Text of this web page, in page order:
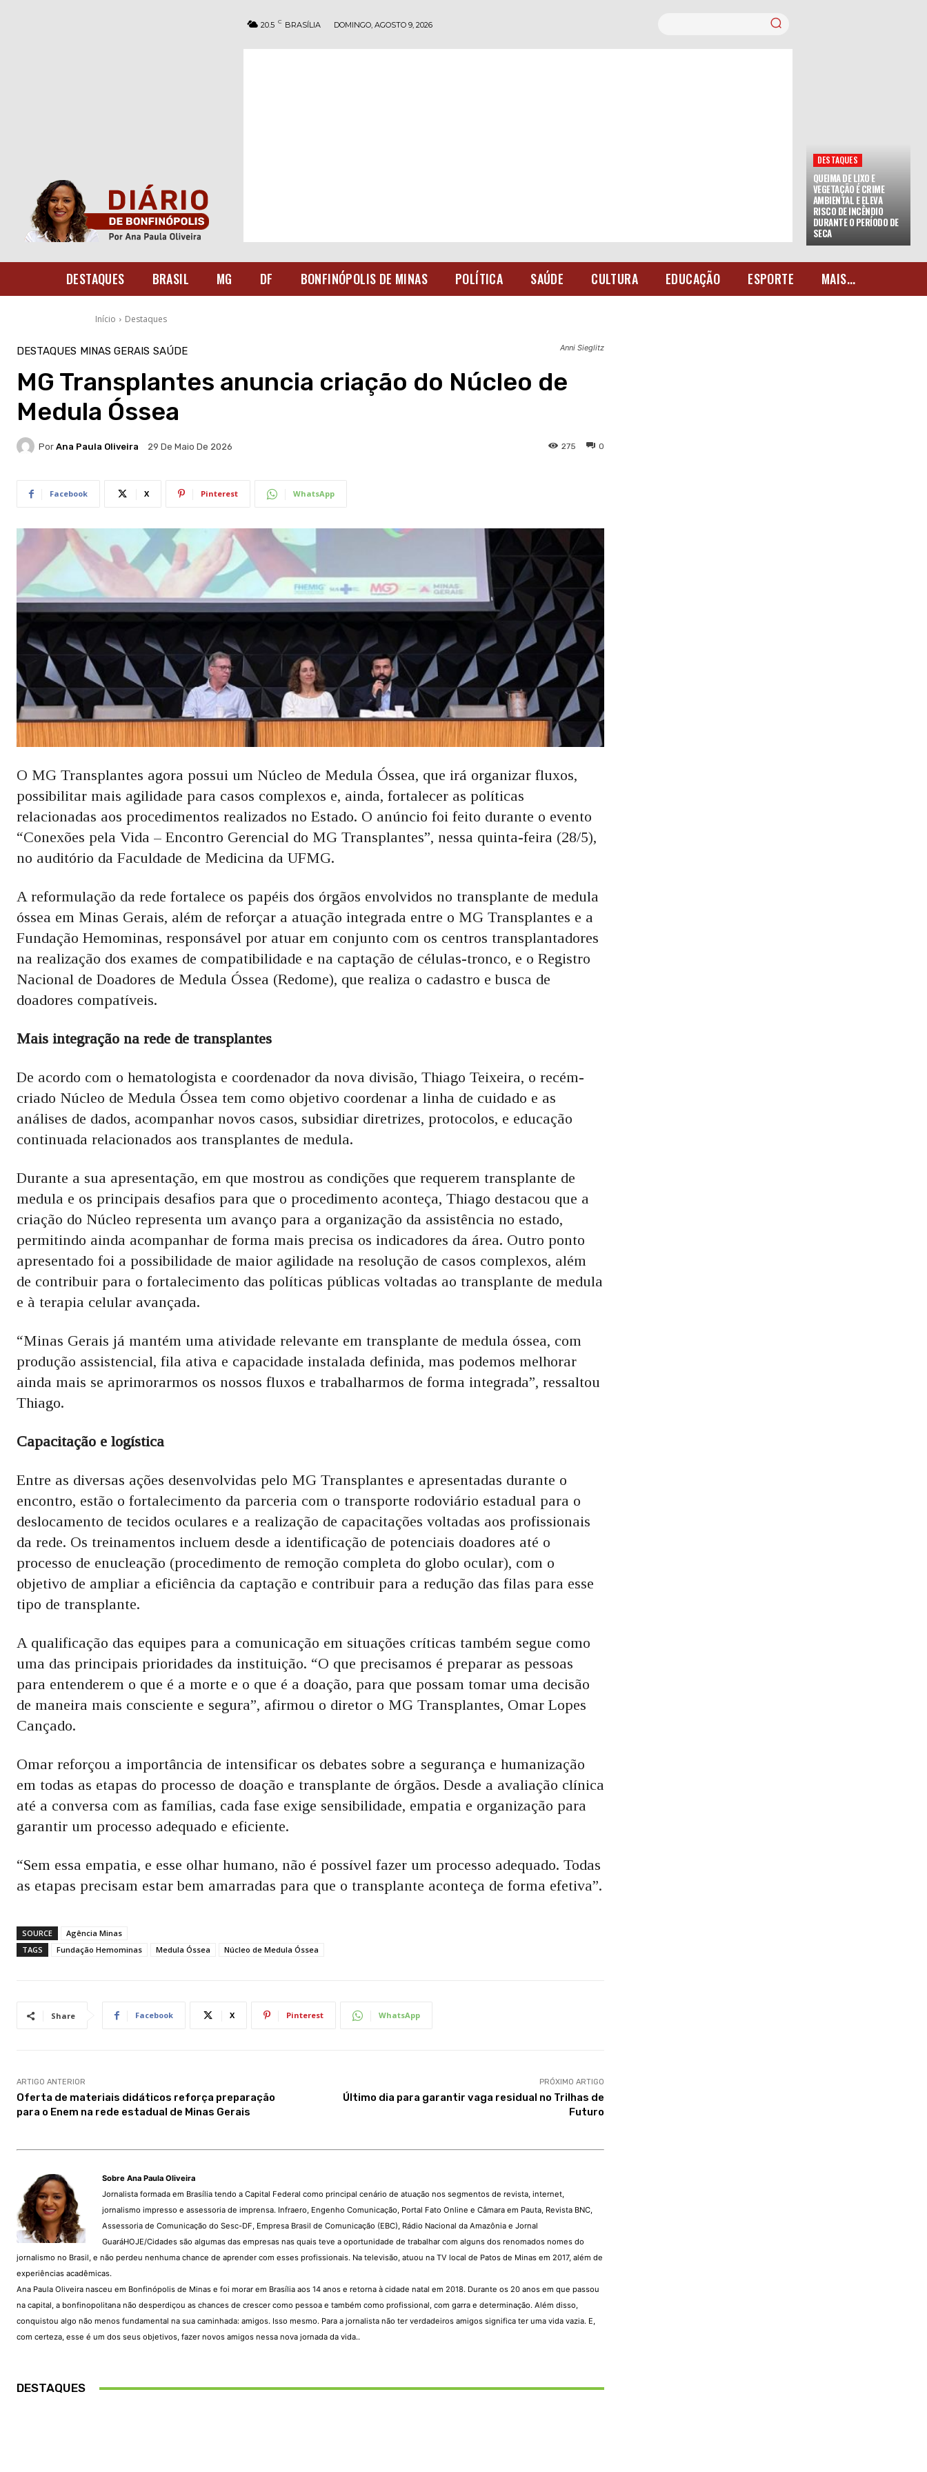
20.5 C BRASÍLIA DOMINGO, AGOSTO 9, 2026
DESTAQUES
QUEIMA DE LIXO E
VEGETAÇÃO É CRIME
AMBIENTAL E ELEVA
RISCO DE INCÊNDIO
DURANTE O PERÍODO DE
SECA
DESTAQUES BRASIL MG DF BONFINÓPOLIS DE MINAS POLÍTICA SAÚDE CULTURA EDUCAÇÃO ESPORTE MAIS...
Início Destaques
DESTAQUES MINAS GERAIS SAÚDE
MG Transplantes anuncia criação do Núcleo de
Medula Óssea
Por Ana Paula Oliveira 29 De Maio De 2026 0
275
Facebook X Pinterest WhatsApp
Anni Sieglitz
O MG Transplantes agora possui um Núcleo de Medula Óssea, que irá organizar fluxos,
possibilitar mais agilidade para casos complexos e, ainda, fortalecer as políticas
relacionadas aos procedimentos realizados no Estado. O anúncio foi feito durante o evento
“Conexões pela Vida – Encontro Gerencial do MG Transplantes”, nessa quinta-feira (28/5),
no auditório da Faculdade de Medicina da UFMG.
A reformulação da rede fortalece os papéis dos órgãos envolvidos no transplante de medula
óssea em Minas Gerais, além de reforçar a atuação integrada entre o MG Transplantes e a
Fundação Hemominas, responsável por atuar em conjunto com os centros transplantadores
na realização dos exames de compatibilidade e na captação de células-tronco, e o Registro
Nacional de Doadores de Medula Óssea (Redome), que realiza o cadastro e busca de
doadores compatíveis.
Mais integração na rede de transplantes
De acordo com o hematologista e coordenador da nova divisão, Thiago Teixeira, o recém-
criado Núcleo de Medula Óssea tem como objetivo coordenar a linha de cuidado e as
análises de dados, acompanhar novos casos, subsidiar diretrizes, protocolos, e educação
continuada relacionados aos transplantes de medula.
Durante a sua apresentação, em que mostrou as condições que requerem transplante de
medula e os principais desafios para que o procedimento aconteça, Thiago destacou que a
criação do Núcleo representa um avanço para a organização da assistência no estado,
permitindo ainda acompanhar de forma mais precisa os indicadores da área. Outro ponto
apresentado foi a possibilidade de maior agilidade na resolução de casos complexos, além
de contribuir para o fortalecimento das políticas públicas voltadas ao transplante de medula
e à terapia celular avançada.
“Minas Gerais já mantém uma atividade relevante em transplante de medula óssea, com
produção assistencial, fila ativa e capacidade instalada definida, mas podemos melhorar
ainda mais se aprimorarmos os nossos fluxos e trabalharmos de forma integrada”, ressaltou
Thiago.
Capacitação e logística
Entre as diversas ações desenvolvidas pelo MG Transplantes e apresentadas durante o
encontro, estão o fortalecimento da parceria com o transporte rodoviário estadual para o
deslocamento de tecidos oculares e a realização de capacitações voltadas aos profissionais
da rede. Os treinamentos incluem desde a identificação de potenciais doadores até o
processo de enucleação (procedimento de remoção completa do globo ocular), com o
objetivo de ampliar a eficiência da captação e contribuir para a redução das filas para esse
tipo de transplante.
A qualificação das equipes para a comunicação em situações críticas também segue como
uma das principais prioridades da instituição. “O que precisamos é preparar as pessoas
para entenderem o que é a morte e o que é a doação, para que possam tomar uma decisão
de maneira mais consciente e segura”, afirmou o diretor o MG Transplantes, Omar Lopes
Cançado.
Omar reforçou a importância de intensificar os debates sobre a segurança e humanização
em todas as etapas do processo de doação e transplante de órgãos. Desde a avaliação clínica
até a conversa com as famílias, cada fase exige sensibilidade, empatia e organização para
garantir um processo adequado e eficiente.
“Sem essa empatia, e esse olhar humano, não é possível fazer um processo adequado. Todas
as etapas precisam estar bem amarradas para que o transplante aconteça de forma efetiva”.
SOURCE
Agência Minas
TAGS
Fundação Hemominas Medula Óssea Núcleo de Medula Óssea
Share Facebook X Pinterest WhatsApp
ARTIGO ANTERIOR
Oferta de materiais didáticos reforça preparação
para o Enem na rede estadual de Minas Gerais
PRÓXIMO ARTIGO
Último dia para garantir vaga residual no Trilhas de
Futuro
Sobre Ana Paula Oliveira
Jornalista formada em Brasília tendo a Capital Federal como principal cenário de atuação nos segmentos de revista, internet,
jornalismo impresso e assessoria de imprensa. Infraero, Engenho Comunicação, Portal Fato Online e Câmara em Pauta, Revista BNC,
Assessoria de Comunicação do Sesc-DF, Empresa Brasil de Comunicação (EBC), Rádio Nacional da Amazônia e Jornal
GuaráHOJE/Cidades são algumas das empresas nas quais teve a oportunidade de trabalhar com alguns dos renomados nomes do
jornalismo no Brasil, e não perdeu nenhuma chance de aprender com esses profissionais. Na televisão, atuou na TV local de Patos de Minas em 2017, além de
experiências acadêmicas.
Ana Paula Oliveira nasceu em Bonfinópolis de Minas e foi morar em Brasília aos 14 anos e retorna à cidade natal em 2018. Durante os 20 anos em que passou
na capital, a bonfinopolitana não desperdiçou as chances de crescer como pessoa e também como profissional, com garra e determinação. Além disso,
conquistou algo não menos fundamental na sua caminhada: amigos. Isso mesmo. Para a jornalista não ter verdadeiros amigos significa ter uma vida vazia. E,
com certeza, esse é um dos seus objetivos, fazer novos amigos nessa nova jornada da vida..
DESTAQUES